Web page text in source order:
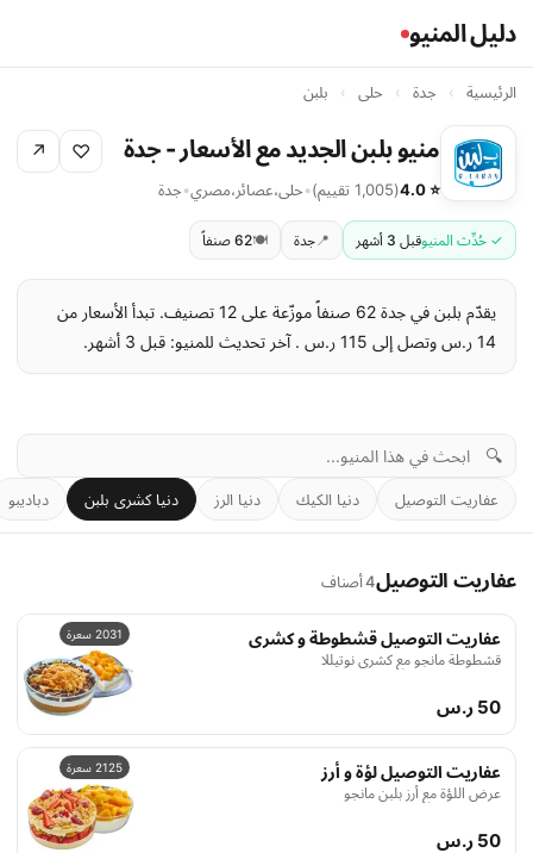
دليل المنيو
الرئيسية › جدة › حلى › بلبن
منيو بلبن الجديد مع الأسعار - جدة
⭐ 4.0 (1,005 تقييم) •حلى،عصائر،مصري•جدة
♡
↗
✓ حُدِّث المنيوقبل 3 أشهر 📍جدة 🍽️62 صنفاً
يقدّم بلبن في جدة 62 صنفاً موزّعة على 12 تصنيف. تبدأ الأسعار من
14 ر.س وتصل إلى 115 ر.س . آخر تحديث للمنيو: قبل 3 أشهر.
🔍
عفاريت التوصيل دنيا الكيك دنيا الرز دنيا كشرى بلبن دباديبو
عفاريت التوصيل4 أصناف
2031 سعرة عفاريت التوصيل قشطوطة و كشرى
قشطوطة مانجو مع كشرى نوتيللا
50 ر.س
2125 سعرة عفاريت التوصيل لؤة و أرز
عرض اللؤة مع أرز بلبن مانجو
50 ر.س